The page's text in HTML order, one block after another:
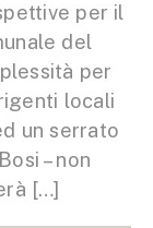
per il
del
per
locali
un serrato
– non
[…]